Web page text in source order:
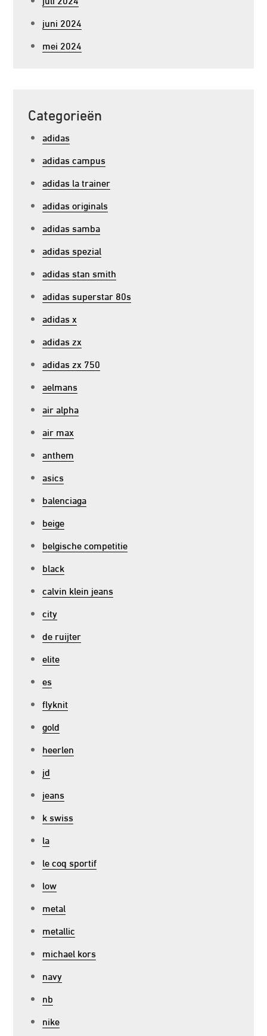
juni 2024
mei 2024
Categorieën
adidas
adidas campus
adidas la trainer
adidas originals
adidas samba
adidas spezial
adidas stan smith
adidas superstar 80s
adidas x
adidas zx
adidas zx 750
aelmans
air alpha
air max
anthem
asics
balenciaga
beige
belgische competitie
black
calvin klein jeans
city
de ruijter
elite
es
flyknit
gold
heerlen
jd
jeans
k swiss
la
le coq sportif
low
metal
metallic
michael kors
navy
nb
nike